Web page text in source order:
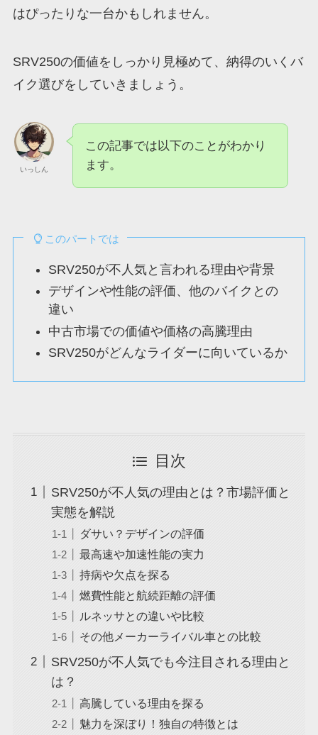
はぴったりな一台かもしれません。
SRV250の価値をしっかり見極めて、納得のいくバ
イク選びをしていきましょう。
いっしん
この記事では以下のことがわかり
ます。
このパートでは
SRV250が不人気と言われる理由や背景
デザインや性能の評価、他のバイクとの
違い
中古市場での価値や価格の高騰理由
SRV250がどんなライダーに向いているか
目次
SRV250が不人気の理由とは？市場評価と
実態を解説
ダサい？デザインの評価
最高速や加速性能の実力
持病や欠点を探る
燃費性能と航続距離の評価
ルネッサとの違いや比較
その他メーカーライバル車との比較
SRV250が不人気でも今注目される理由と
は？
高騰している理由を探る
魅力を深ぼり！独自の特徴とは